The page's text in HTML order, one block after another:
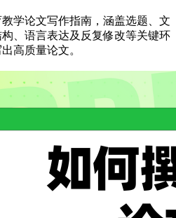
学论文写作指南，涵盖选题、文
、语言表达及反复修改等关键环
高质量论文。